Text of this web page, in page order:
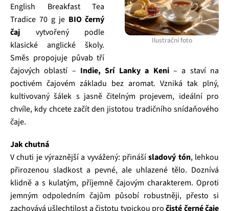
Ilustrační foto
English Breakfast Tea
Tradice 70 g je BIO černý
čaj vytvořený podle
klasické anglické školy.
Směs propojuje půvab tří
čajových oblastí – Indie, Srí Lanky a Keni– a staví na
poctivém čajovém základu bez aromat. Vzniká tak plný,
kultivovaný šálek s jasně čitelným projevem, ideální pro
chvíle, kdy chcete začít den jistotou tradičního snídaňového
čaje.
Jak chutná
V chuti je výraznější a vyvážený: přinášísladový tón, lehkou
přirozenou sladkost a pevné, ale uhlazené tělo. Doznívá
klidně a s kulatým, příjemně čajovým charakterem. Oproti
jemným odpoledním čajům působí robustněji, přesto si
zachovává ušlechtilost a čistotu typickou pročisté černé čaje